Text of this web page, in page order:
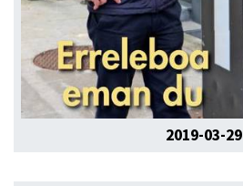
2019-03-29